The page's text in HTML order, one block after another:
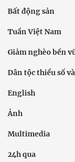
Bất động sản
Tuần Việt Nam
Giảm nghèo bền
Dân tộc thiểu số
English
Ảnh
Multimedia
24h qua